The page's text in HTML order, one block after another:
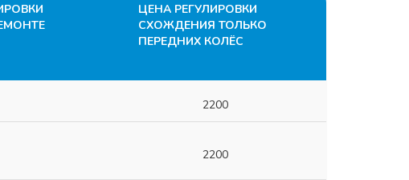
ЦЕНА РЕГУЛИРОВКИ
СХОЖДЕНИЯ ТОЛЬКО
ПЕРЕДНИХ КОЛЁС
2200
2200